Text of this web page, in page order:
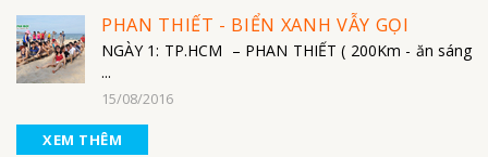
PHAN THIẾT - BIỂN XANH VẪY GỌI
NGÀY 1: TP.HCM – PHAN THIẾT ( 200Km - ăn sáng
...
15/08/2016
XEM THÊM